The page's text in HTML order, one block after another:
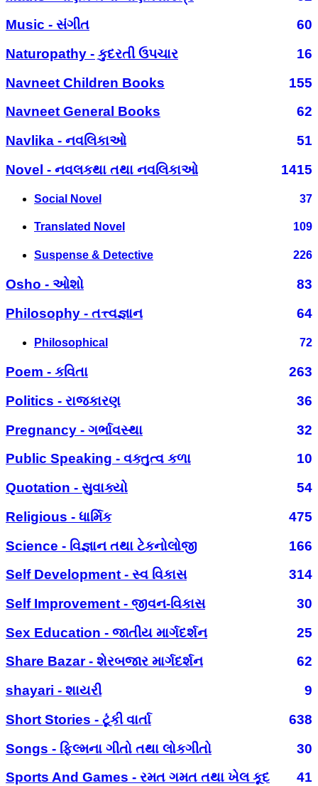
Music - સંગીત
60
Naturopathy - કુદરતી ઉપચાર
16
Navneet Children Books
155
Navneet General Books
62
Navlika - નવલિકાઓ
51
Novel - નવલકથા તથા નવલિકાઓ
1415
Social Novel 37
Translated Novel 109
Suspense & Detective 226
Osho - ઓશો
83
Philosophy - તત્ત્વજ્ઞાન
64
Philosophical 72
Poem - કવિતા
263
Politics - રાજકારણ
36
Pregnancy - ગર્ભાવસ્થા
32
Public Speaking - વક્તુત્વ કળા
10
Quotation - સુવાક્યો
54
Religious - ધાર્મિક
475
Science - વિજ્ઞાન તથા ટેકનોલોજી
166
Self Development - સ્વ વિકાસ
314
Self Improvement - જીવન-વિકાસ
30
Sex Education - જાતીય માર્ગદર્શન
25
Share Bazar - શેરબજાર માર્ગદર્શન
62
shayari - શાયરી
9
Short Stories - ટૂંકી વાર્તા
638
Songs - ફિલ્મના ગીતો તથા લોકગીતો
30
Sports And Games - રમત ગમત તથા ખેલ કૂદ
41